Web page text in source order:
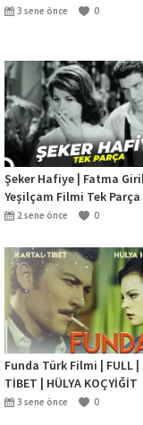
3 sene önce 0
Şeker Hafiye | Fatma
Yeşilçam Filmi Tek Parça
2 sene önce 0
Funda Türk Filmi | FULL |
TİBET | HÜLYA KOÇYİĞİT
3 sene önce 0